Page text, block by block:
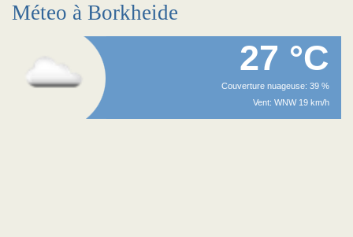
Méteo à Borkheide
27 °C
Couverture nuageuse: 39 %
Vent: WNW 19 km/h